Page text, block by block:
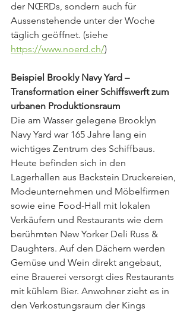
der NŒRDs, sondern auch für
Aussenstehende unter der Woche
täglich geöffnet. (siehe
https://www.noerd.ch/)
Beispiel Brookly Navy Yard –
Transformation einer Schiffswerft zum
urbanen Produktionsraum
Die am Wasser gelegene Brooklyn
Navy Yard war 165 Jahre lang ein
wichtiges Zentrum des Schiffbaus.
Heute befinden sich in den
Lagerhallen aus Backstein Druckereien,
Modeunternehmen und Möbelfirmen
sowie eine Food-Hall mit lokalen
Verkäufern und Restaurants wie dem
berühmten New Yorker Deli Russ &
Daughters. Auf den Dächern werden
Gemüse und Wein direkt angebaut,
eine Brauerei versorgt dies Restaurants
mit kühlem Bier. Anwohner zieht es in
den Verkostungsraum der Kings